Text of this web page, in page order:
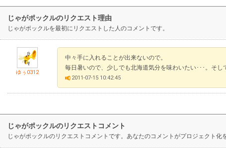
じゃがポックルのリクエスト理由
じゃがポックルを最初にリクエストした人のコメントです。
ゆぅ0312
中々手に入れることが出来ないので。
毎日暑いので、少しでも北海道気分を味わいたい･･･。そし
2011-07-15 10:42:45
じゃがポックルのリクエストコメント
じゃがポックルのリクエストコメントです。あなたのコメントがプロジェクト